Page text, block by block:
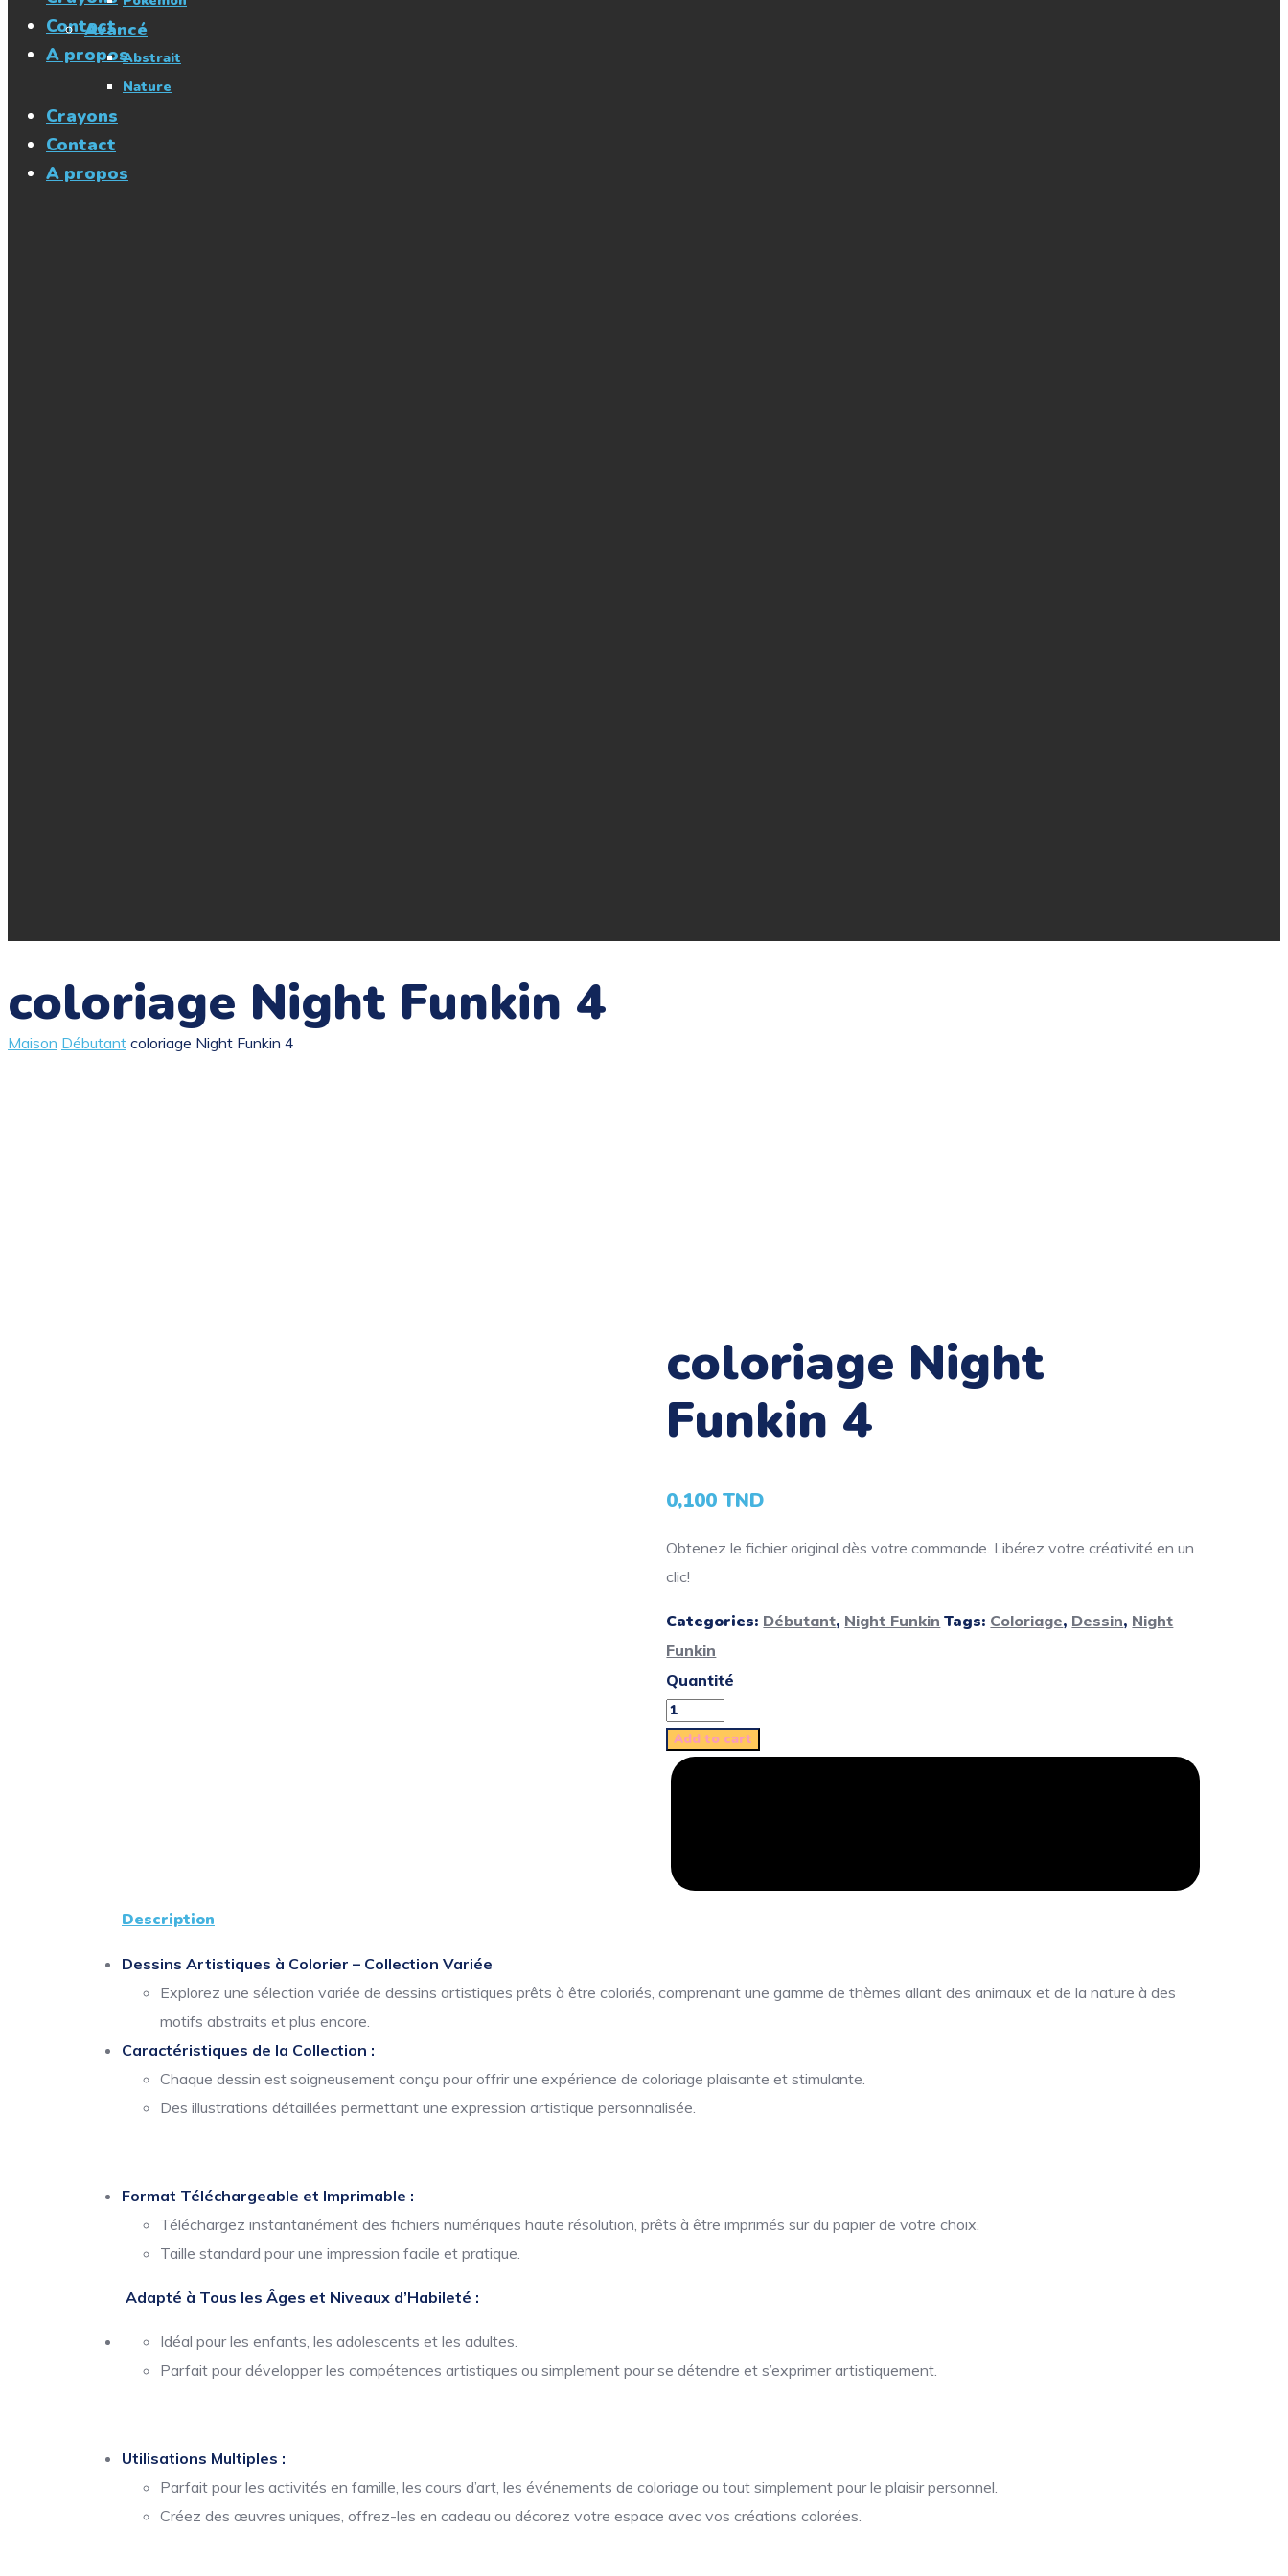
Contact
A propos
Avancé
Abstrait
Nature
Crayons
Contact
A propos
coloriage Night Funkin 4
Maison Débutant coloriage Night Funkin 4
coloriage Night
Funkin 4
0,100TND
Obtenez le fichier original dès votre commande. Libérez votre créativité en un
clic!
Categories: Débutant, Night Funkin Tags: Coloriage, Dessin, Night
Funkin
Quantité
Add to cart
Description
Dessins Artistiques à Colorier – Collection Variée
Explorez une sélection variée de dessins artistiques prêts à être coloriés, comprenant une gamme de thèmes allant des animaux et de la nature à des
motifs abstraits et plus encore.
Caractéristiques de la Collection :
Chaque dessin est soigneusement conçu pour offrir une expérience de coloriage plaisante et stimulante.
Des illustrations détaillées permettant une expression artistique personnalisée.
Format Téléchargeable et Imprimable :
Téléchargez instantanément des fichiers numériques haute résolution, prêts à être imprimés sur du papier de votre choix.
Taille standard pour une impression facile et pratique.
Adapté à Tous les Âges et Niveaux d’Habileté :
Idéal pour les enfants, les adolescents et les adultes.
Parfait pour développer les compétences artistiques ou simplement pour se détendre et s’exprimer artistiquement.
Utilisations Multiples :
Parfait pour les activités en famille, les cours d’art, les événements de coloriage ou tout simplement pour le plaisir personnel.
Créez des œuvres uniques, offrez-les en cadeau ou décorez votre espace avec vos créations colorées.